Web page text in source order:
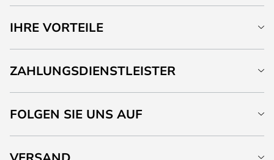
IHRE VORTEILE
ZAHLUNGSDIENSTLEISTER
FOLGEN SIE UNS AUF